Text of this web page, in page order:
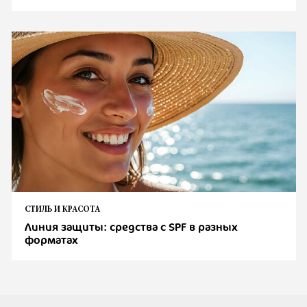
СТИЛЬ И КРАСОТА
Линия защиты: средства с SPF в разных
форматах